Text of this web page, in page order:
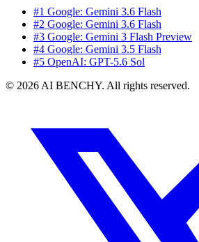
#1 Google: Gemini 3.6 Flash
#2 Google: Gemini 3.6 Flash
#3 Google: Gemini 3 Flash Preview
#4 Google: Gemini 3.5 Flash
#5 OpenAI: GPT-5.6 Sol
© 2026 AI BENCHY. All rights reserved.